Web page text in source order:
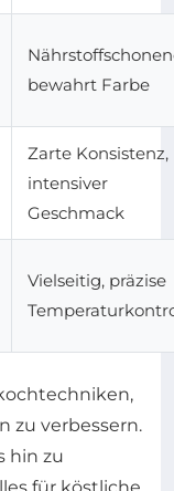
bewahrt Farbe
Zarte Konsistenz,
intensiver
Geschmack
Vielseitig, präzise